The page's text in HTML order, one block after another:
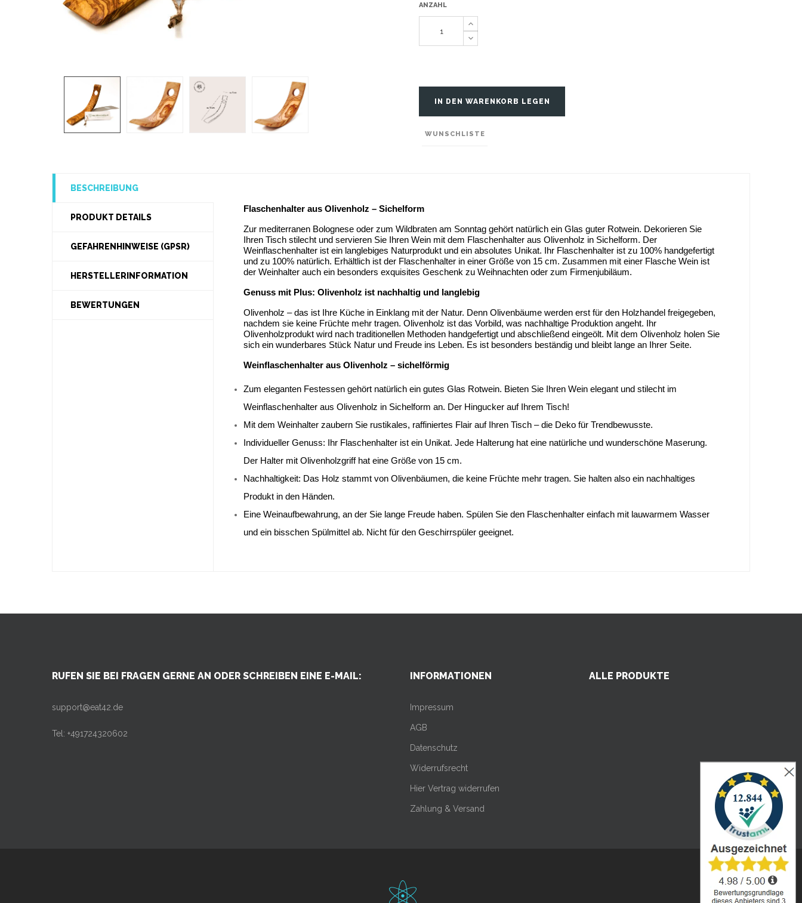
ANZAHL
IN DEN WARENKORB LEGEN
WUNSCHLISTE
BESCHREIBUNG
PRODUKT DETAILS
GEFAHRENHINWEISE (GPSR)
HERSTELLERINFORMATION
BEWERTUNGEN
Flaschenhalter aus Olivenholz – Sichelform
Zur mediterranen Bolognese oder zum Wildbraten am Sonntag gehört natürlich ein Glas guter Rotwein. Dekorieren Sie
Ihren Tisch stilecht und servieren Sie Ihren Wein mit dem Flaschenhalter aus Olivenholz in Sichelform. Der
Weinflaschenhalter ist ein langlebiges Naturprodukt und ein absolutes Unikat. Ihr Flaschenhalter ist zu 100% handgefertigt
und zu 100% natürlich. Erhältlich ist der Flaschenhalter in einer Größe von 15 cm. Zusammen mit einer Flasche Wein ist
der Weinhalter auch ein besonders exquisites Geschenk zu Weihnachten oder zum Firmenjubiläum.
Genuss mit Plus: Olivenholz ist nachhaltig und langlebig
Olivenholz – das ist Ihre Küche in Einklang mit der Natur. Denn Olivenbäume werden erst für den Holzhandel freigegeben,
nachdem sie keine Früchte mehr tragen. Olivenholz ist das Vorbild, was nachhaltige Produktion angeht. Ihr
Olivenholzprodukt wird nach traditionellen Methoden handgefertigt und abschließend eingeölt. Mit dem Olivenholz holen Sie
sich ein wunderbares Stück Natur und Freude ins Leben. Es ist besonders beständig und bleibt lange an Ihrer Seite.
Weinflaschenhalter aus Olivenholz – sichelförmig
Zum eleganten Festessen gehört natürlich ein gutes Glas Rotwein. Bieten Sie Ihren Wein elegant und stilecht im
Weinflaschenhalter aus Olivenholz in Sichelform an. Der Hingucker auf Ihrem Tisch!
Mit dem Weinhalter zaubern Sie rustikales, raffiniertes Flair auf Ihren Tisch – die Deko für Trendbewusste.
Individueller Genuss: Ihr Flaschenhalter ist ein Unikat. Jede Halterung hat eine natürliche und wunderschöne Maserung.
Der Halter mit Olivenholzgriff hat eine Größe von 15 cm.
Nachhaltigkeit: Das Holz stammt von Olivenbäumen, die keine Früchte mehr tragen. Sie halten also ein nachhaltiges
Produkt in den Händen.
Eine Weinaufbewahrung, an der Sie lange Freude haben. Spülen Sie den Flaschenhalter einfach mit lauwarmem Wasser
und ein bisschen Spülmittel ab. Nicht für den Geschirrspüler geeignet.
RUFEN SIE BEI FRAGEN GERNE AN ODER SCHREIBEN EINE E-MAIL:
support@eat42.de
Tel: +491724320602
INFORMATIONEN
Impressum
AGB
Datenschutz
Widerrufsrecht
Hier Vertrag widerrufen
Zahlung & Versand
ALLE PRODUKTE